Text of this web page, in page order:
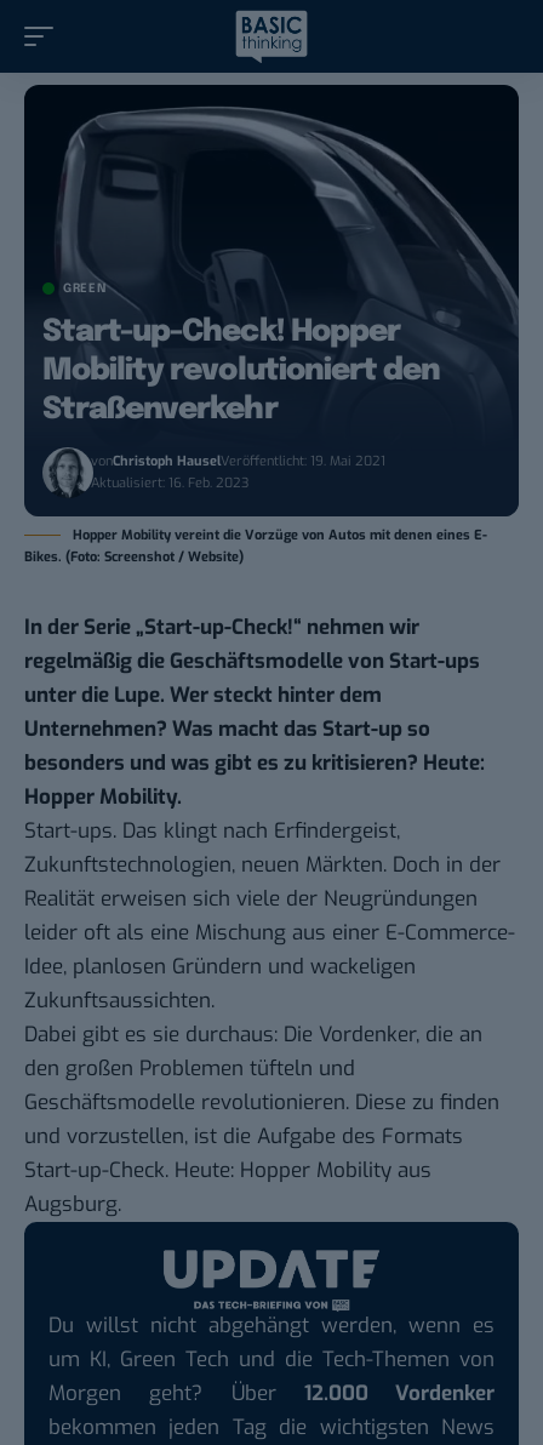
GREEN
Start-up-Check! Hopper
Mobility revolutioniert den
Straßenverkehr
vonChristoph HauselVeröffentlicht: 19. Mai 2021
Aktualisiert: 16. Feb. 2023
Hopper Mobility vereint die Vorzüge von Autos mit denen eines E-
Bikes. (Foto: Screenshot / Website)
In der Serie „Start-up-Check!“ nehmen wir
regelmäßig die Geschäftsmodelle von Start-ups
unter die Lupe. Wer steckt hinter dem
Unternehmen? Was macht das Start-up so
besonders und was gibt es zu kritisieren? Heute:
Hopper Mobility.
Start-ups. Das klingt nach Erfindergeist,
Zukunftstechnologien, neuen Märkten. Doch in der
Realität erweisen sich viele der Neugründungen
leider oft als eine Mischung aus einer E-Commerce-
Idee, planlosen Gründern und wackeligen
Zukunftsaussichten.
Dabei gibt es sie durchaus: Die Vordenker, die an
den großen Problemen tüfteln und
Geschäftsmodelle revolutionieren. Diese zu finden
und vorzustellen, ist die Aufgabe des Formats
Start-up-Check. Heute: Hopper Mobility aus
Augsburg.
Du willst nicht abgehängt werden, wenn es
um KI, Green Tech und die Tech-Themen von
Morgen geht? Über 12.000 Vordenker
bekommen jeden Tag die wichtigsten News